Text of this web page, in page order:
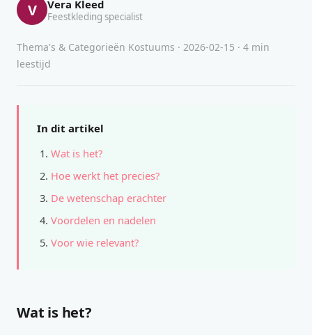
V Vera Kleed
Feestkleding specialist
Thema's & Categorieën Kostuums · 2026-02-15 · 4 min
leestijd
In dit artikel
Wat is het?
Hoe werkt het precies?
De wetenschap erachter
Voordelen en nadelen
Voor wie relevant?
Wat is het?